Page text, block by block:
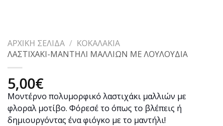
ΑΡΧΙΚΉ ΣΕΛΊΔΑ / ΚΟΚΑΛΆΚΙΑ
ΛΑΣΤΙΧΑΚΙ-ΜΑΝΤΗΛΙ ΜΑΛΛΙΩΝ ΜΕ ΛΟΥΛΟΥΔΙΑ
5,00€
Μοντέρνο πολυμορφικό λαστιχάκι μαλλιών με
φλοραλ μοτίβο. Φόρεσέ το όπως το βλέπεις ή
δημιουργόντας ένα φιόγκο με το μαντήλι!